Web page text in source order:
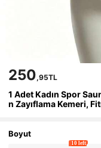
250,95TL
1 Adet Kadın Spor
n Zayıflama Kemeri,
Boyut
10 left